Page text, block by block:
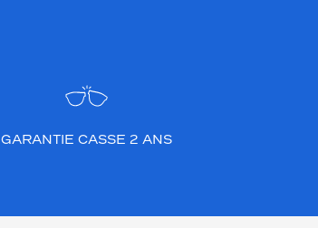
GARANTIE CASSE 2 ANS